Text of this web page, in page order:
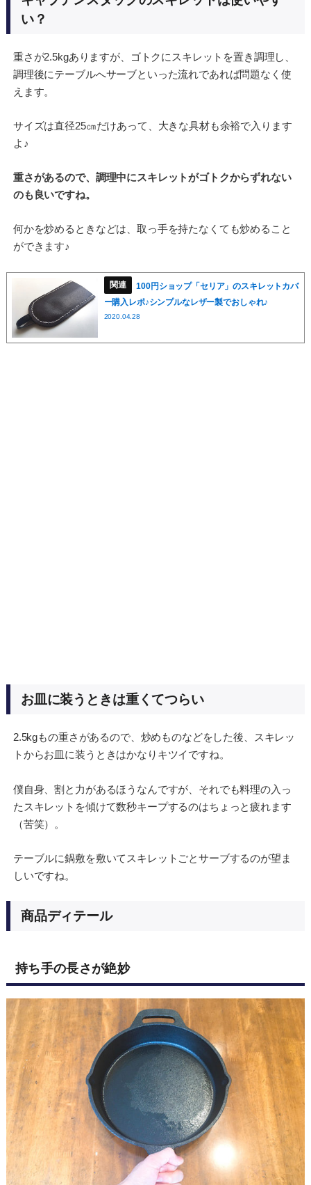
い？
重さが2.5kgありますが、ゴトクにスキレットを置き調理し、
調理後にテーブルへサーブといった流れであれば問題なく使
えます。
サイズは直径25㎝だけあって、大きな具材も余裕で入ります
よ♪
重さがあるので、調理中にスキレットがゴトクからずれない
のも良いですね。
何かを炒めるときなどは、取っ手を持たなくても炒めること
ができます♪
100円ショップ「セリア」のスキレットカバ
ー購入レポ♪シンプルなレザー製でおしゃれ♪
2020.04.28
お皿に装うときは重くてつらい
2.5kgもの重さがあるので、炒めものなどをした後、スキレッ
トからお皿に装うときはかなりキツイですね。
僕自身、割と力があるほうなんですが、それでも料理の入っ
たスキレットを傾けて数秒キープするのはちょっと疲れます
（苦笑）。
テーブルに鍋敷を敷いてスキレットごとサーブするのが望ま
しいですね。
商品ディテール
持ち手の長さが絶妙